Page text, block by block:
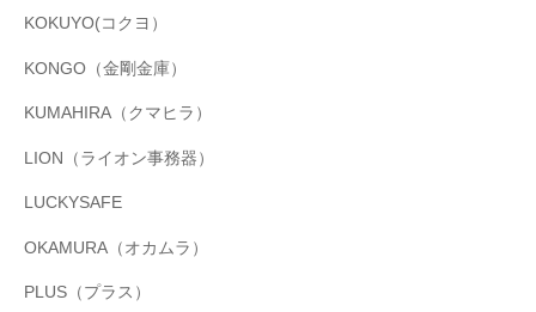
KOKUYO(コクヨ）
KONGO（金剛金庫）
KUMAHIRA（クマヒラ）
LION（ライオン事務器）
LUCKYSAFE
OKAMURA（オカムラ）
PLUS（プラス）